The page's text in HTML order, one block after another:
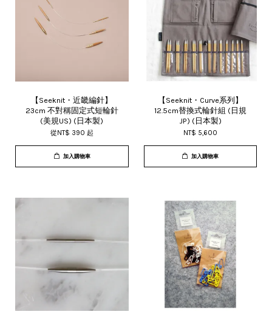
【Seeknit・近畿編針】
23cm 不對稱固定式短輪針
(美規US) (日本製)
從NT$ 390 起
加入購物車
【Seeknit・Curve系列】
12.5cm替換式輪針組 (日規
JP) (日本製)
NT$ 5,600
加入購物車